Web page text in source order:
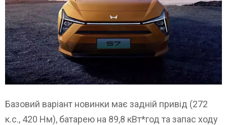
Базовий варіант новинки має задній привід (272
к.с., 420 Нм), батарею на 89,8 кВт*год та запас ходу